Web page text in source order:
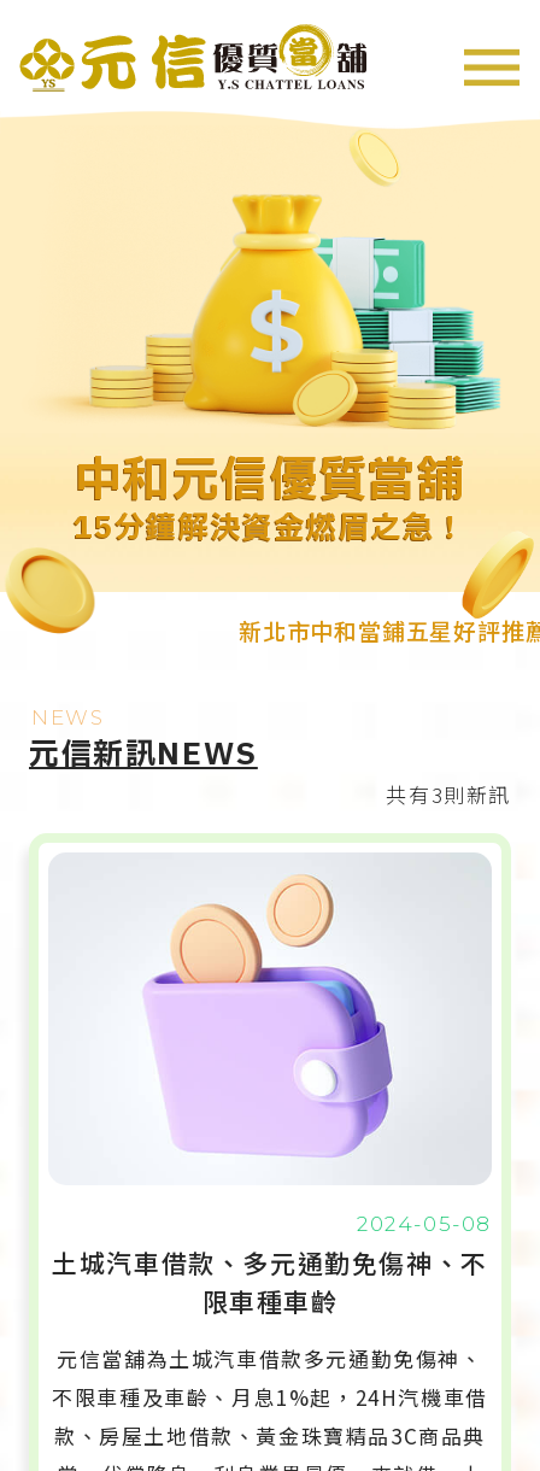
中和元信優質當舖
15分鐘解決資金燃眉之急！
新北市中和當鋪五星好評推
NEWS
元信新訊NEWS
共有3則新訊
2024-05-08
土城汽車借款、多元通勤免傷神、不
限車種車齡
元信當舖為土城汽車借款多元通勤免傷神、
不限車種及車齡、月息1%起，24H汽機車借
款、房屋土地借款、黃金珠寶精品3C商品典